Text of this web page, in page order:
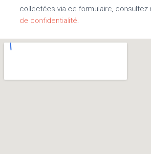
collectées via ce formulaire, consultez
de confidentialité.